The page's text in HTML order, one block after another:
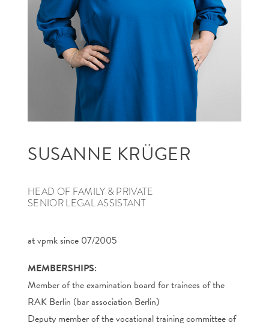
SEARCH
SUSANNE KRÜGER
HEAD OF FAMILY & PRIVATE
SENIOR LEGAL ASSISTANT
at vpmk since 07/2005
MEMBERSHIPS:
Member of the examination board for trainees of the
RAK Berlin (bar association Berlin)
Deputy member of the vocational training committee of